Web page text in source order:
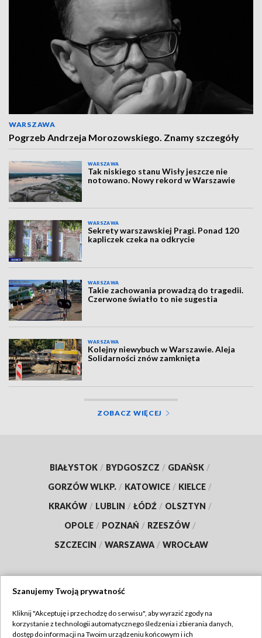
WARSZAWA
Pogrzeb Andrzeja Morozowskiego. Znamy szczegóły
WARSZAWA
Tak niskiego stanu Wisły jeszcze nie
notowano. Nowy rekord w Warszawie
WARSZAWA
Sekrety warszawskiej Pragi. Ponad 120
kapliczek czeka na odkrycie
WARSZAWA
Takie zachowania prowadzą do tragedii.
Czerwone światło to nie sugestia
WARSZAWA
Kolejny niewybuch w Warszawie. Aleja
Solidarności znów zamknięta
ZOBACZ WIĘCEJ
BIAŁYSTOK / BYDGOSZCZ / GDAŃSK /
GORZÓW WLKP. / KATOWICE / KIELCE /
KRAKÓW / LUBLIN / ŁÓDŹ / OLSZTYN /
OPOLE / POZNAŃ / RZESZÓW /
SZCZECIN / WARSZAWA / WROCŁAW
TVP
Szanujemy Twoją prywatność
Kliknij "Akceptuję i przechodzę do serwisu", aby wyrazić zgody na
korzystanie z technologii automatycznego śledzenia i zbierania danych,
dostęp do informacji na Twoim urządzeniu końcowym i ich